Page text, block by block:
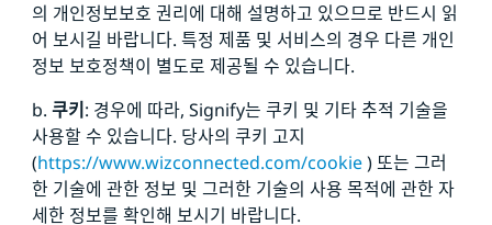
의 개인정보보호 권리에 대해 설명하고 있으므로 반드시 읽
어 보시길 바랍니다. 특정 제품 및 서비스의 경우 다른 개인
정보 보호정책이 별도로 제공될 수 있습니다.
b. 쿠키 : 경우에 따라, Signify는 쿠키 및 기타 추적 기술을
사용할 수 있습니다. 당사의 쿠키 고지
(https://www.wizconnected.com/cookie) 또는 그러
한 기술에 관한 정보 및 그러한 기술의 사용 목적에 관한 자
세한 정보를 확인해 보시기 바랍니다.